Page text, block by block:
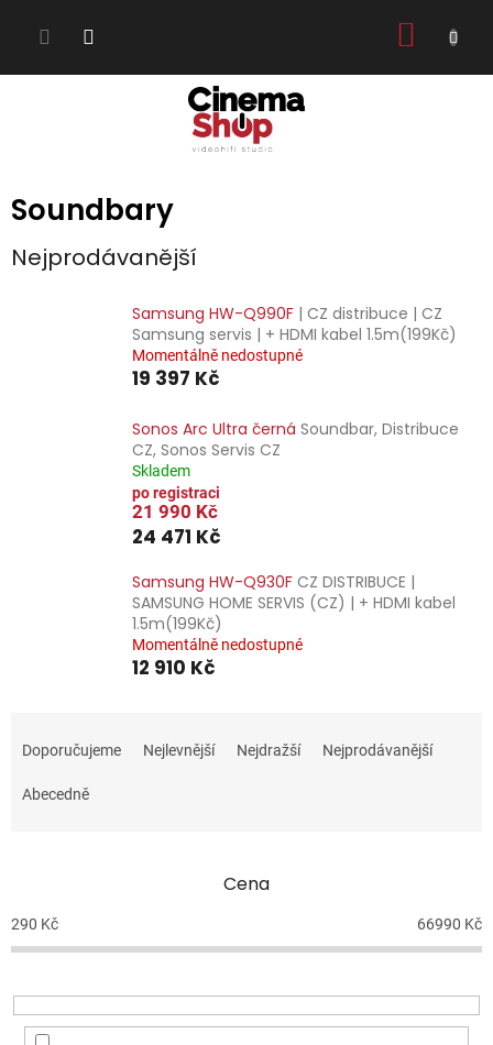
Soundbary
Nejprodávanější
Samsung HW-Q990F | CZ distribuce | CZ
Samsung servis | + HDMI kabel 1.5m(199Kč)
Momentálně nedostupné
19 397 Kč
Sonos Arc Ultra černá Soundbar, Distribuce
CZ, Sonos Servis CZ
Skladem
21 990 Kč
24 471 Kč
Samsung HW-Q930F CZ DISTRIBUCE |
SAMSUNG HOME SERVIS (CZ) | + HDMI kabel
1.5m(199Kč)
Momentálně nedostupné
12 910 Kč
a
e
o
d
k
t
Doporučujeme Nejlevnější Nejdražší Nejprodávanější
Abecedně
Cena
290 Kč 66990 Kč